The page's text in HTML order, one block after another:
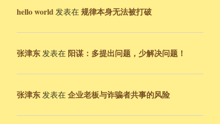
hello world 发表在规律本身无法被打破
张津东 发表在 阳谋：多提出问题，少解决问题！
张津东 发表在企业老板与诈骗者共事的风险